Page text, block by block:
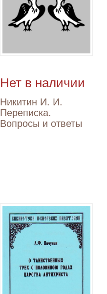
Нет в наличии
Никитин И. И.
Переписка.
Вопросы и ответы